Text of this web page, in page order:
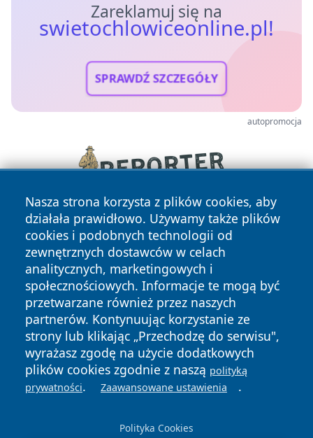
Zareklamuj się na
swietochlowiceonline.pl!
SPRAWDŹ SZCZEGÓŁY
autopromocja
Nasza strona korzysta z plików cookies, aby
działała prawidłowo. Używamy także plików
cookies i podobnych technologii od
zewnętrznych dostawców w celach
analitycznych, marketingowych i
społecznościowych. Informacje te mogą być
przetwarzane również przez naszych
partnerów. Kontynuując korzystanie ze
strony lub klikając „Przechodzę do serwisu",
wyrażasz zgodę na użycie dodatkowych
plików cookies zgodnie z naszą polityką
prywatności. Zaawansowane ustawienia .
Polityka Cookies
Copyright © 2026 swietochlowiceonline.pl Wszystkie prawa
zastrzeżone.
News Autorzy
Polityka
Prywatności
Polityka
Cookies